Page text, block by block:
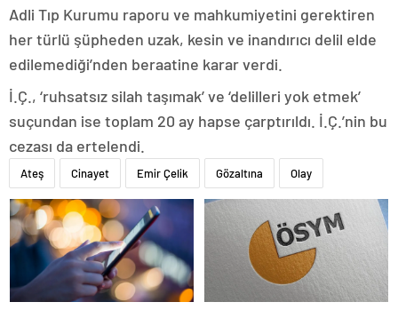
Adli Tıp Kurumu raporu ve mahkumiyetini gerektiren
her türlü şüpheden uzak, kesin ve inandırıcı delil elde
edilemediği’nden beraatine karar verdi.
İ.Ç., ‘ruhsatsız silah taşımak’ ve ‘delilleri yok etmek’
suçundan ise toplam 20 ay hapse çarptırıldı. İ.Ç.’nin bu
cezası da ertelendi.
Ateş Cinayet Emir Çelik Gözaltına Olay